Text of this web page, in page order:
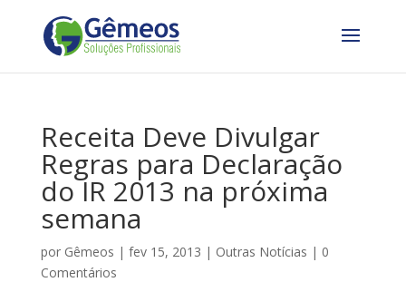
Receita Deve Divulgar
Regras para Declaração
do IR 2013 na próxima
semana
por Gêmeos | fev 15, 2013 | Outras Notícias | 0
Comentários